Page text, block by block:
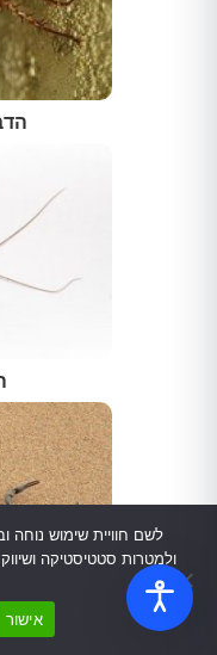
ולמטרות סטטיסטיקה
אישור